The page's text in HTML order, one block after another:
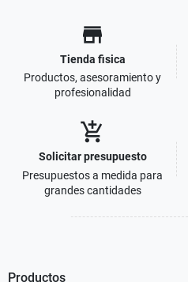
store
Tienda fisica
Productos, asesoramiento y
profesionalidad
add_shopping_cart
Solicitar presupuesto
Presupuestos a medida para
grandes cantidades
Productos